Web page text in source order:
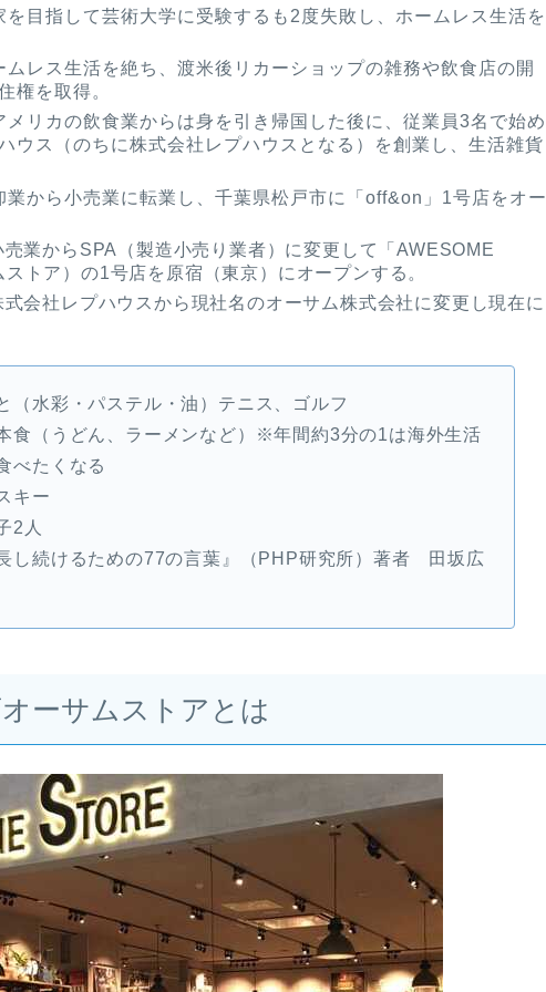
目指して芸術大学に受験するも2度失敗し、ホームレス生活を
レス生活を絶ち、渡米後リカーショップの雑務や飲食店の開
権を取得。
リカの飲食業からは身を引き帰国した後に、従業員3名で始め
ウス（のちに株式会社レプハウスとなる）を創業し、生活雑貨
から小売業に転業し、千葉県松戸市に「off&on」1号店をオー
業からSPA（製造小売り業者）に変更して「AWESOME
トア）の1号店を原宿（東京）にオープンする。
会社レプハウスから現社名のオーサム株式会社に変更し現在に
（水彩・パステル・油）テニス、ゴルフ
食（うどん、ラーメンなど）※年間約3分の1は海外生活
べたくなる
キー
2人
し続けるための77の言葉』（PHP研究所）著者 田坂広
ーサムストアとは